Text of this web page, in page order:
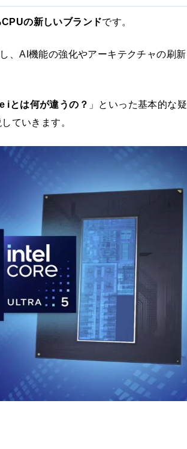
の新しいブランドです。
、AI機能の強化やアーキテクチャの刷新
iとは何が違うの？ 」といった基本的な疑
ていきます。